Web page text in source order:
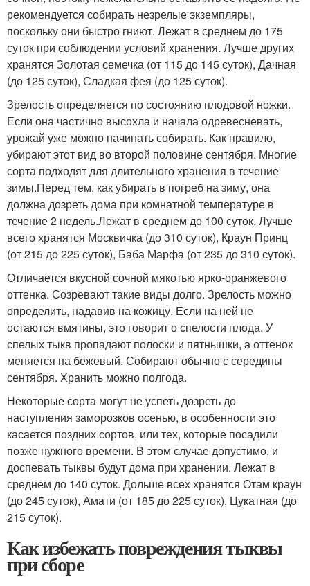
рекомендуется собирать незрелые экземпляры,
поскольку они быстро гниют. Лежат в среднем до 175
суток при соблюдении условий хранения. Лучше других
хранятся Золотая семечка (от 115 до 145 суток), Дачная
(до 125 суток), Сладкая фея (до 125 суток).
Зрелость определяется по состоянию плодовой ножки.
Если она частично высохла и начала одревесневать,
урожай уже можно начинать собирать. Как правило,
убирают этот вид во второй половине сентября. Многие
сорта подходят для длительного хранения в течение
зимы.Перед тем, как убирать в погреб на зиму, она
должна дозреть дома при комнатной температуре в
течение 2 недель.Лежат в среднем до 100 суток. Лучше
всего хранятся Москвичка (до 310 суток), Краун Принц
(от 215 до 225 суток), Баба Марфа (от 235 до 310 суток).
Отличается вкусной сочной мякотью ярко-оранжевого
оттенка. Созревают такие виды долго. Зрелость можно
определить, надавив на кожицу. Если на ней не
остаются вмятины, это говорит о спелости плода. У
спелых тыкв пропадают полоски и пятнышки, а оттенок
меняется на бежевый. Собирают обычно с середины
сентября. Хранить можно полгода.
Некоторые сорта могут не успеть дозреть до
наступления заморозков осенью, в особенности это
касается поздних сортов, или тех, которые посадили
позже нужного времени. В этом случае допустимо, и
доспевать тыквы будут дома при хранении. Лежат в
среднем до 140 суток. Дольше всех хранятся Отам краун
(до 245 суток), Амати (от 185 до 225 суток), Цукатная (до
215 суток).
Как избежать повреждения тыквы
при сборе